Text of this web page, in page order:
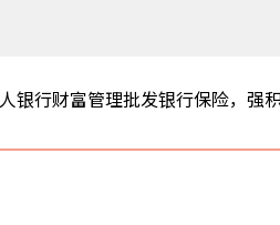
银行财富管理批发银行保险，强